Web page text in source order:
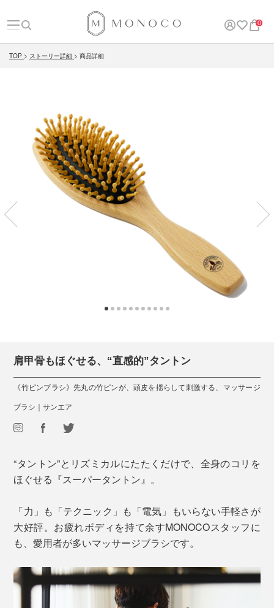
0
TOP ストーリー詳細 商品詳細
肩甲骨もほぐせる、“直感的”タントン
《竹ピンブラシ》先丸の竹ピンが、頭皮を揺らして刺激する、マッサージ
ブラシ｜サンエア
“タントン”とリズミカルにたたくだけで、全身のコリを
ほぐせる『スーパータントン』。
「力」も「テクニック」も「電気」もいらない手軽さが
大好評。お疲れボディを持て余すMONOCOスタッフに
も、愛用者が多いマッサージブラシです。